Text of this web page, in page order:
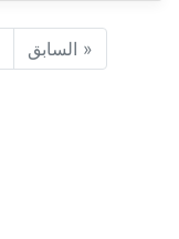
« السابق